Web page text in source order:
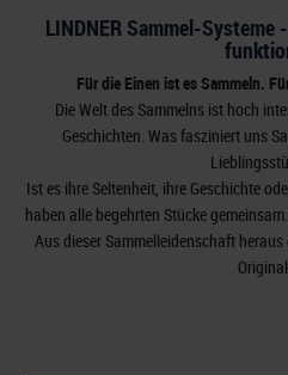
LINDNER Sammel-
Für die Einen ist es Sammeln.
Die Welt des Sammelns ist hoch
Geschichten. Was fasziniert uns
Ist es ihre Seltenheit, ihre Geschichte
haben alle begehrten Stücke
Aus dieser Sammelleidenschaft